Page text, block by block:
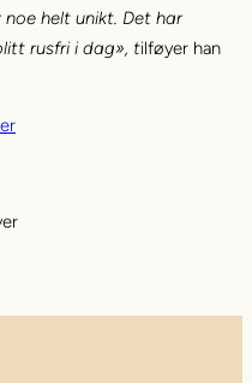
helt unikt. Det har
rusfri i dag», tilføyer han